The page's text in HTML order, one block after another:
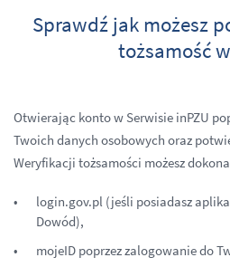
Sprawdź jak możesz
tożsamość
Otwierając konto w Serwisie inPZU
Twoich danych osobowych oraz
Weryfikacji tożsamości możesz
login.gov.pl (jeśli posiadasz
Dowód),
mojeID poprzez zalogowanie do